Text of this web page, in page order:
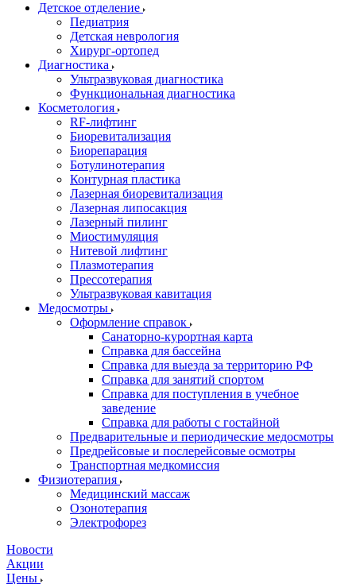
Детское отделение
Педиатрия
Детская неврология
Хирург-ортопед
Диагностика
Ультразвуковая диагностика
Функциональная диагностика
Косметология
RF-лифтинг
Биоревитализация
Биорепарация
Ботулинотерапия
Контурная пластика
Лазерная биоревитализация
Лазерная липосакция
Лазерный пилинг
Миостимуляция
Нитевой лифтинг
Плазмотерапия
Прессотерапия
Ультразвуковая кавитация
Медосмотры
Оформление справок
Санаторно-курортная карта
Справка для бассейна
Справка для выезда за территорию РФ
Справка для занятий спортом
Справка для поступления в учебное
заведение
Справка для работы с гостайной
Предварительные и периодические медосмотры
Предрейсовые и послерейсовые осмотры
Транспортная медкомиссия
Физиотерапия
Медицинский массаж
Озонотерапия
Электрофорез
Новости
Акции
Цены